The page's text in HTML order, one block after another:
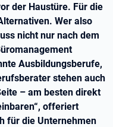
der Haustüre. Für die
Wer also
nicht nur nach dem
Ausbildungsberufe,
stehen auch
– am besten direkt
offeriert
für die Unternehmen